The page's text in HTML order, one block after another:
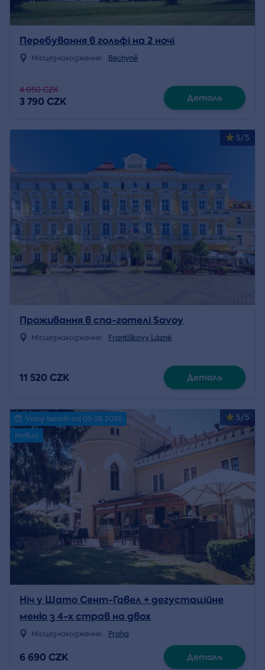
Перебування в гольфі на 2 ночі
Місцезнаходження: Bechyně
4 050 CZK
3 790 CZK Деталь
5/5
Проживання в спа-готелі Savoy
Місцезнаходження: Františkovy Lázně
11 520 CZK Деталь
5/5
Volný termín od 09.08.2026
Новий
Ніч у Шато Сент-Гавел + дегустаційне
меню з 4-х страв на двох
Місцезнаходження: Praha
6 690 CZK Деталь